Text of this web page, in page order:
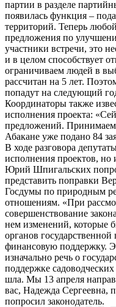
партии в разделе
появилась функция –
территорий. Теперь
предложения по
участники встречи, это
и в целом способствует
ограничиваем людей в
рассчитан на 5 лет.
попадут на следующий
Координаторы также
исполнения проекта:
предложений. Принимаем
Абакане уже подано 84
В ходе разговора
исполнения проектов, но
Юрий Шпигальских
представить поправки
Госдумы по природным
отношениям. «При
совершенствование
нем изменений, которые
органов
финансовую поддержку.
изначально речь о
поддержке
шла. Мы 13 апреля
вас, Надежда Сергеевна,
попросил законодатель.